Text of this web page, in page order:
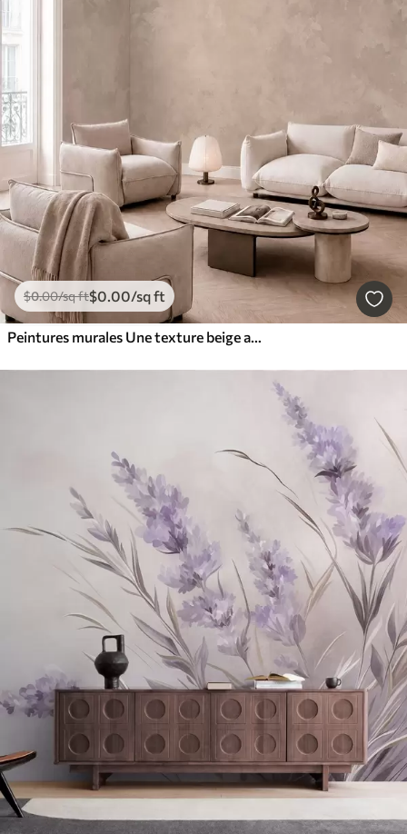
$0.00/sq ft$0.00/sq ft
Peintures murales Une texture beige amande chaleureuse aux dégradés naturels et doux